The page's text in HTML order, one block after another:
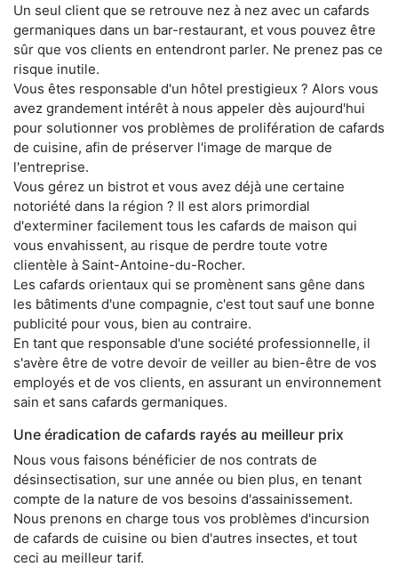
Un seul client que se retrouve nez à nez avec un cafards
germaniques dans un bar-restaurant, et vous pouvez être
sûr que vos clients en entendront parler. Ne prenez pas ce
risque inutile.
Vous êtes responsable d'un hôtel prestigieux ? Alors vous
avez grandement intérêt à nous appeler dès aujourd'hui
pour solutionner vos problèmes de prolifération de cafards
de cuisine, afin de préserver l'image de marque de
l'entreprise.
Vous gérez un bistrot et vous avez déjà une certaine
notoriété dans la région ? Il est alors primordial
d'exterminer facilement tous les cafards de maison qui
vous envahissent, au risque de perdre toute votre
clientèle à Saint-Antoine-du-Rocher.
Les cafards orientaux qui se promènent sans gêne dans
les bâtiments d'une compagnie, c'est tout sauf une bonne
publicité pour vous, bien au contraire.
En tant que responsable d'une société professionnelle, il
s'avère être de votre devoir de veiller au bien-être de vos
employés et de vos clients, en assurant un environnement
sain et sans cafards germaniques.
Une éradication de cafards rayés au meilleur prix
Nous vous faisons bénéficier de nos contrats de
désinsectisation, sur une année ou bien plus, en tenant
compte de la nature de vos besoins d'assainissement.
Nous prenons en charge tous vos problèmes d'incursion
de cafards de cuisine ou bien d'autres insectes, et tout
ceci au meilleur tarif.